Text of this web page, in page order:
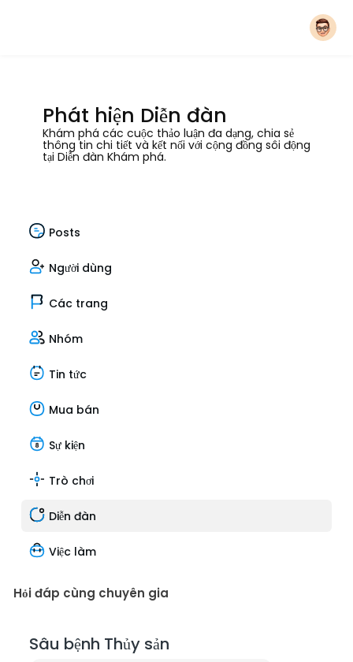
Phát hiện Diễn đàn
Khám phá các cuộc thảo luận đa dạng, chia sẻ
thông tin chi tiết và kết nối với cộng đồng sôi động
tại Diễn đàn Khám phá.
Posts
Người dùng
Các trang
Nhóm
Tin tức
Mua bán
Sự kiện
Trò chơi
Diễn đàn
Việc làm
Hỏi đáp cùng chuyên gia
Sâu bệnh Thủy sản